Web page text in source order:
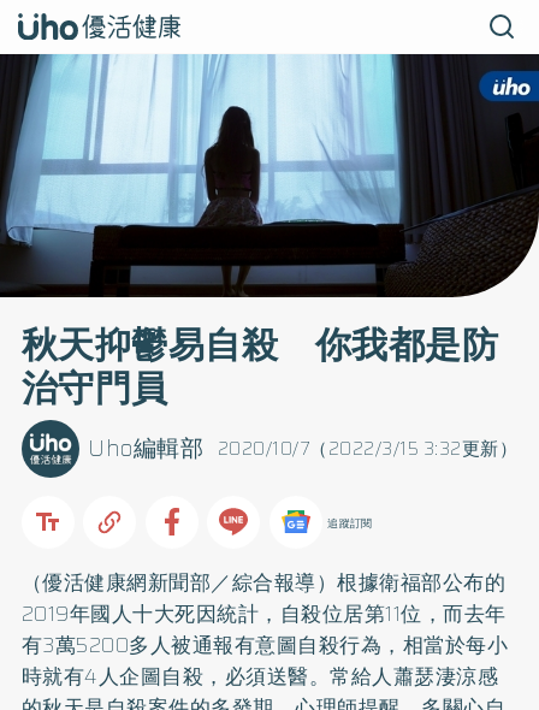
秋天抑鬱易自殺 你我都是防
治守門員
2020/10/7（2022/3/15 3:32更新）
Uho編輯部
追蹤訂閱
（優活健康網新聞部／綜合報導）根據衛福部公布的
2019年國人十大死因統計，自殺位居第11位，而去年
有3萬5200多人被通報有意圖自殺行為，相當於每小
時就有4人企圖自殺，必須送醫。常給人蕭瑟淒涼感